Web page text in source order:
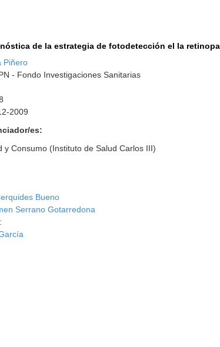
de la estrategia de fotodetección el la
Piñero
- Fondo Investigaciones Sanitarias
2009
es:
y Consumo (Instituto de Salud Carlos III)
Bueno
Serrano Gotarredona